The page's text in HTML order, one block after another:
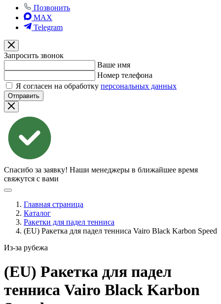
Позвонить
MAX
Telegram
Запросить звонок
Ваше имя
Номер телефона
Я согласен на обработку персональных данных
Отправить
Спасибо за заявку! Наши менеджеры в ближайшее время
свяжутся с вами
Главная страница
Каталог
Ракетки для падел тенниса
(EU) Ракетка для падел тенниса Vairo Black Karbon Speed
Из-за рубежа
(EU) Ракетка для падел
тенниса Vairo Black Karbon